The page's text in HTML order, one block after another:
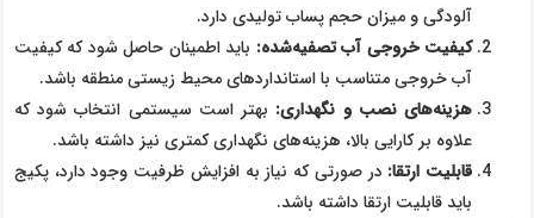
آلودگی و میزان حجم پساب تولیدی دارد.
کیفیت خروجی آب تصفیه‌شده: باید اطمینان حاصل شود که کیفیت
آب خروجی متناسب با استانداردهای محیط زیستی منطقه باشد.
هزینه‌های نصب و نگهداری: بهتر است سیستمی انتخاب شود که
علاوه بر کارایی بالا، هزینه‌های نگهداری کمتری نیز داشته باشد.
قابلیت ارتقا: در صورتی که نیاز به افزایش ظرفیت وجود دارد، پکیج
باید قابلیت ارتقا داشته باشد.